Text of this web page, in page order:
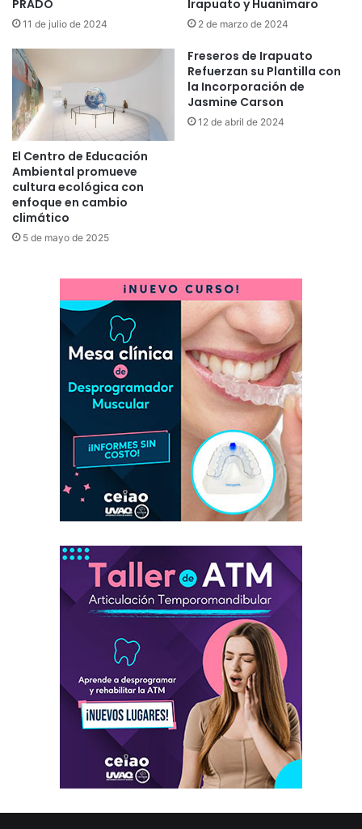
PRADO
11 de julio de 2024
Irapuato y Huanímaro
2 de marzo de 2024
El Centro de Educación
Ambiental promueve
cultura ecológica con
enfoque en cambio
climático
5 de mayo de 2025
Freseros de Irapuato
Refuerzan su Plantilla con
la Incorporación de
Jasmine Carson
12 de abril de 2024